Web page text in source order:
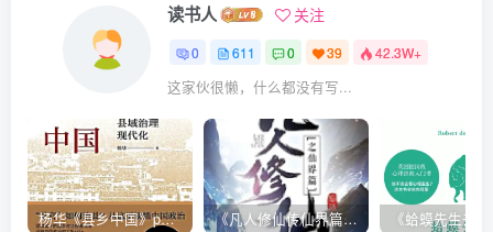
读书人 关注
0 611 0 39 42.3W+
这家伙很懒，什么都没有写...
杨华《县乡中国》pdf电子书下载 《凡人修仙传仙界篇 》忘语著|(epub+mobi+pdf)电子书下载